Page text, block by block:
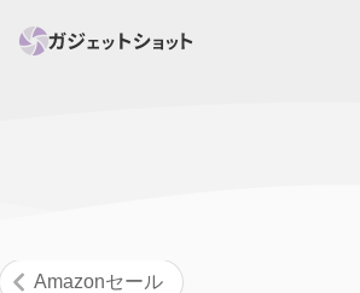
スマートホーム
Amazonセール